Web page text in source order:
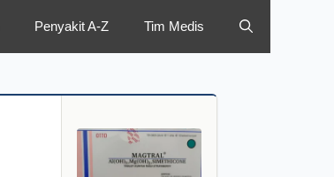
Penyakit A-Z Tim Medis